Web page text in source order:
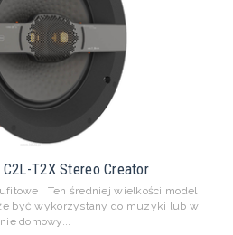
T2X Stereo Creator
Ten średniej wielkości model
być wykorzystany do muzyki lub w
domowy...